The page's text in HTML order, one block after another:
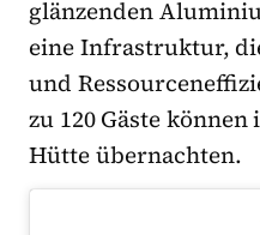
glänzenden
eine Infrastruktur,
und
zu 120 Gäste
Hütte übernachten.